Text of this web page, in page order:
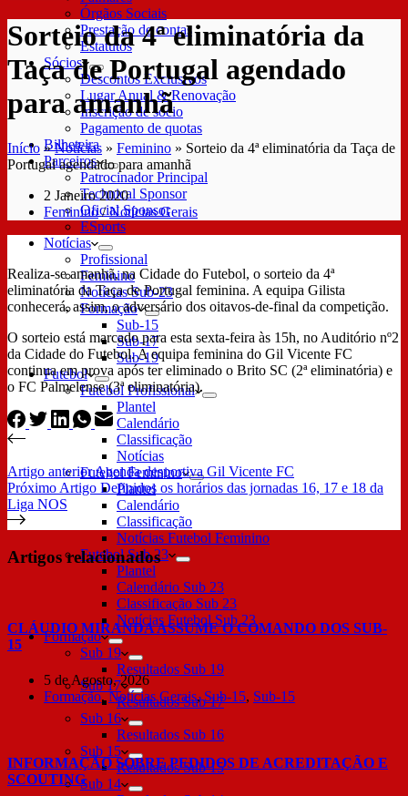
Órgãos Sociais
Prestação de contas
Estatutos
Sócios
Descontos Exclusivos
Lugar Anual & Renovação
Inscrição de sócio
Pagamento de quotas
Bilheteira
Parceiros
Patrocinador Principal
Technical Sponsor
Oficial Sponsor
ESports
Notícias
Profissional
Feminino
Notícias Sub-23
Formação
Sub-15
Sub-17
Sub-19
Futebol
Futebol Profissional
Plantel
Calendário
Classificação
Notícias
Futebol Feminino
Plantel
Calendário
Classificação
Notícias Futebol Feminino
Futebol Sub 23
Plantel
Calendário Sub 23
Classificação Sub 23
Notícias Futebol Sub 23
Formação
Sub 19
Resultados Sub 19
Sub 17
Resultados Sub 17
Sub 16
Resultados Sub 16
Sub 15
Resultados Sub 15
Sub 14
Sorteio da 4ª eliminatória da
Taça de Portugal agendado
para amanhã
Início »Notícias » Feminino » Sorteio da 4ª eliminatória da Taça de
Portugal agendado para amanhã
2 Janeiro 2020
Feminino/Notícias Gerais
Realiza-se amanhã, na Cidade do Futebol, o sorteio da 4ª
eliminatória da Taça de Portugal feminina. A equipa Gilista
conhecerá, assim, o adversário dos oitavos-de-final da competição.
O sorteio está marcado para esta sexta-feira às 15h, no Auditório nº2
da Cidade do Futebol. A equipa feminina do Gil Vicente FC
continua em prova após ter eliminado o Brito SC (2ª eliminatória) e
o FC Palmelense (3ª eliminatória).
Artigo anteriorAgenda desportiva Gil Vicente FC
Próximo Artigo Definidos os horários das jornadas 16, 17 e 18 da
Liga NOS
Artigos relacionados
CLÁUDIO MIRANDA ASSUME O COMANDO DOS SUB-
15
5 de Agosto, 2026
Formação,Notícias Gerais,Sub-15, Sub-15
INFORMAÇÃO SOBRE PEDIDOS DE ACREDITAÇÃO E
SCOUTING